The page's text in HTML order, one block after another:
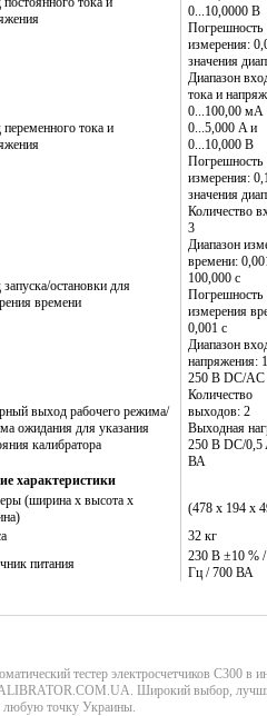
0...10,0000 В
Погрешность
измерения:
значения
тока и
Диапазон
тока и
0...100,00 мА
0...5,000 A и
0...10,000 В
Погрешность
измерения:
значения
остановки для
времени
Количество
3
Диапазон
времени:
100,000 с
Погрешность
измерения
0,001 с
Диапазон
напряжения:
250 В DC/AC
выход рабочего режима/
ожидания для указания
калибратора
Количество
выходов: 2
Выходная
250 В DC/0,5
ВА
характеристики
(ширина x высота x
(478 x 194 x
32 кг
питания
230 В ±10 %
Гц / 700 ВА
тестер электросчетчиков C300 в
Широкий выбор,
любую точку Украины.